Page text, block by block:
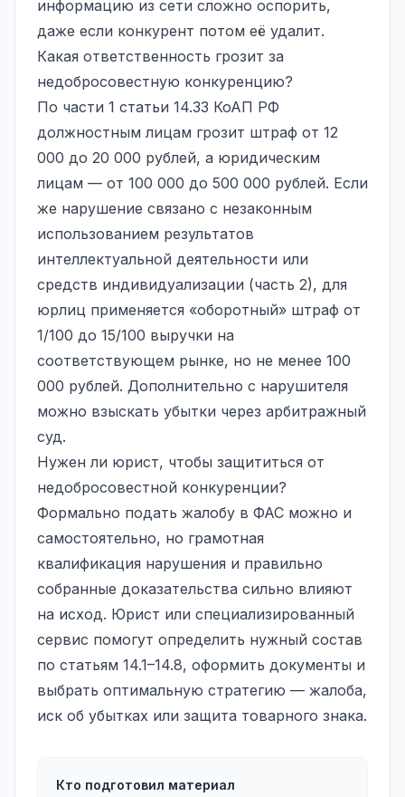
информацию из сети сложно оспорить,
даже если конкурент потом её удалит.
Какая ответственность грозит за
недобросовестную конкуренцию?
По части 1 статьи 14.33 КоАП РФ
должностным лицам грозит штраф от 12
000 до 20 000 рублей, а юридическим
лицам — от 100 000 до 500 000 рублей. Если
же нарушение связано с незаконным
использованием результатов
интеллектуальной деятельности или
средств индивидуализации (часть 2), для
юрлиц применяется «оборотный» штраф от
1/100 до 15/100 выручки на
соответствующем рынке, но не менее 100
000 рублей. Дополнительно с нарушителя
можно взыскать убытки через арбитражный
суд.
Нужен ли юрист, чтобы защититься от
недобросовестной конкуренции?
Формально подать жалобу в ФАС можно и
самостоятельно, но грамотная
квалификация нарушения и правильно
собранные доказательства сильно влияют
на исход. Юрист или специализированный
сервис помогут определить нужный состав
по статьям 14.1–14.8, оформить документы и
выбрать оптимальную стратегию — жалоба,
иск об убытках или защита товарного знака.
Кто подготовил материал